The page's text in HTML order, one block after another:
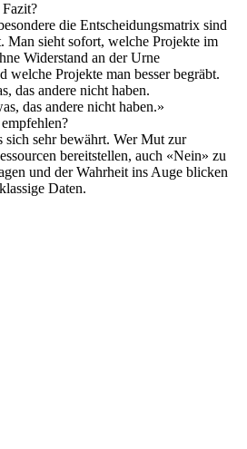
die Entscheidungsmatrix sind
sieht sofort, welche Projekte im
Widerstand an der Urne
welche Projekte man besser begräbt.
das andere nicht haben.
das andere nicht haben.»
sich sehr bewährt. Wer Mut zur
bereitstellen, auch «Nein» zu
und der Wahrheit ins Auge blicken
Daten.